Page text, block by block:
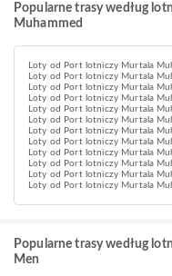
Popularne trasy według
Muhammed
Loty od Port lotniczy Murtala
Loty od Port lotniczy Murtala
Loty od Port lotniczy Murtala
Loty od Port lotniczy Murtala
Loty od Port lotniczy Murtala
Loty od Port lotniczy Murtala
Loty od Port lotniczy Murtala
Loty od Port lotniczy Murtala
Loty od Port lotniczy Murtala
Loty od Port lotniczy Murtala
Loty od Port lotniczy Murtala
Loty od Port lotniczy Murtala
Popularne trasy według
Men